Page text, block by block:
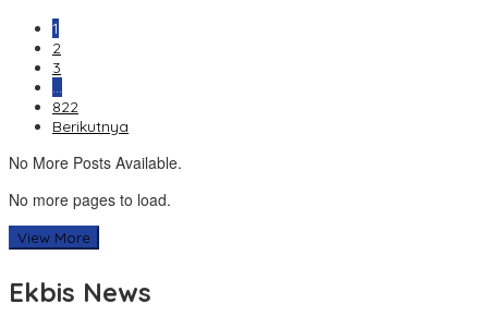
1
2
3
…
822
Berikutnya
No More Posts Available.
No more pages to load.
View More
Ekbis News